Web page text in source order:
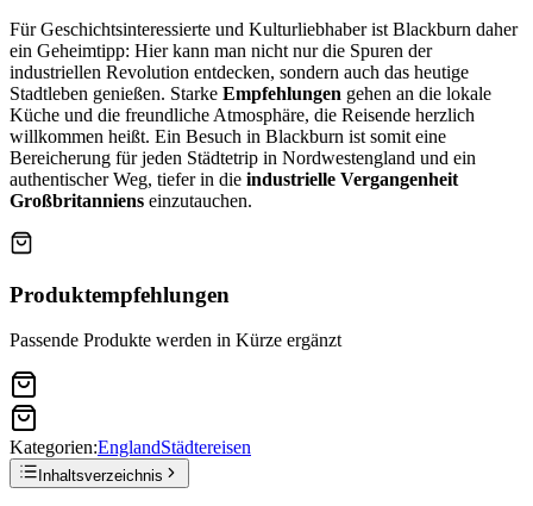
Für Geschichtsinteressierte und Kulturliebhaber ist Blackburn daher
ein Geheimtipp: Hier kann man nicht nur die Spuren der
industriellen Revolution entdecken, sondern auch das heutige
Stadtleben genießen. Starke Empfehlungen gehen an die lokale
Küche und die freundliche Atmosphäre, die Reisende herzlich
willkommen heißt. Ein Besuch in Blackburn ist somit eine
Bereicherung für jeden Städtetrip in Nordwestengland und ein
authentischer Weg, tiefer in die industrielle Vergangenheit
Großbritanniens einzutauchen.
Produktempfehlungen
Passende Produkte werden in Kürze ergänzt
Kategorien:EnglandStädtereisen
Inhaltsverzeichnis